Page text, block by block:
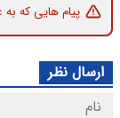
پیام هایی که
ارسال نظر